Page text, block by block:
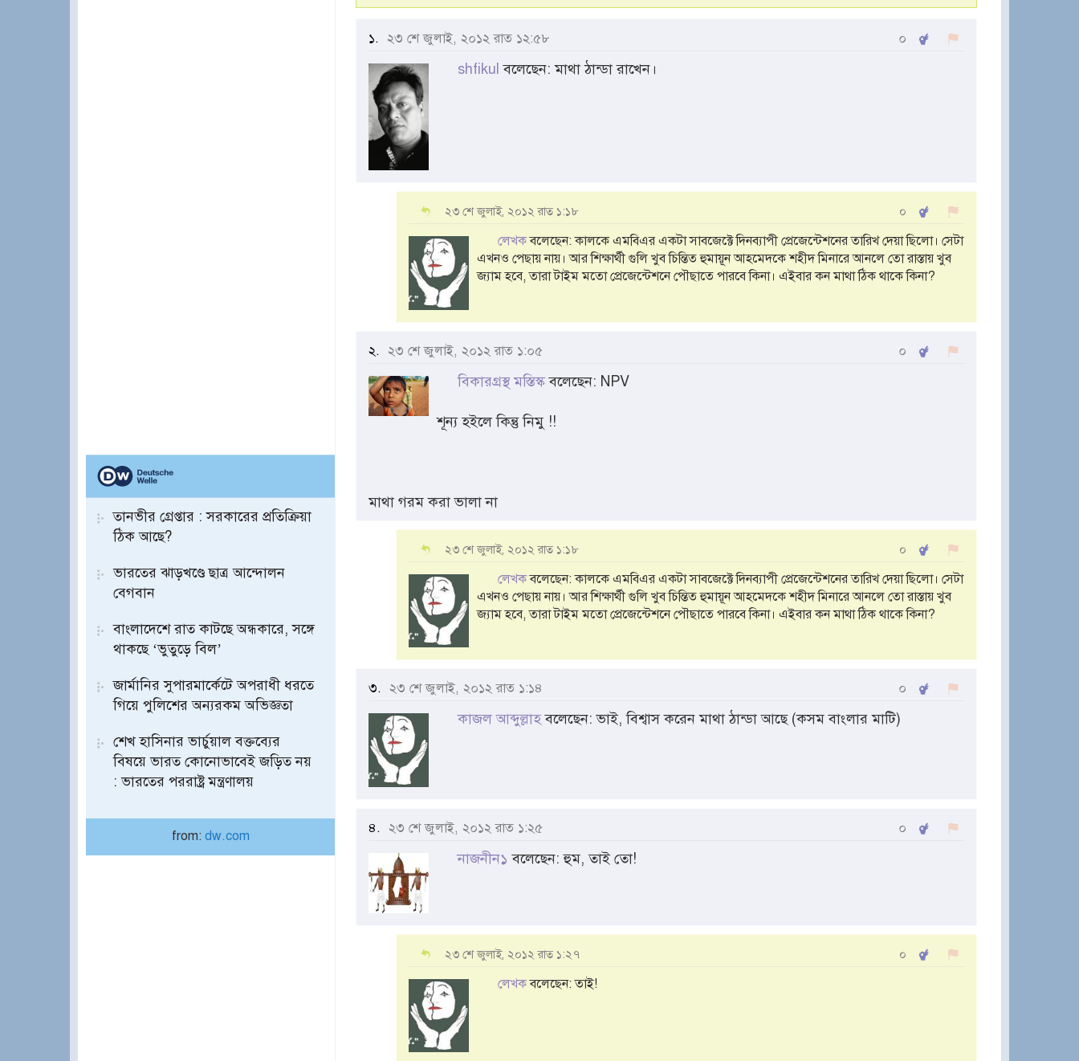
তানভীর গ্রেপ্তার : সরকারের প্রতিক্রিয়া
ঠিক আছে?
ভারতের ঝাড়খণ্ডে ছাত্র আন্দোলন
বেগবান
বাংলাদেশে রাত কাটছে অন্ধকারে, সঙ্গে
থাকছে ‘ভুতুড়ে বিল’
জার্মানির সুপারমার্কেটে অপরাধী ধরতে
গিয়ে পুলিশের অন্যরকম অভিজ্ঞতা
শেখ হাসিনার ভার্চুয়াল বক্তব্যের
বিষয়ে ভারত কোনোভাবেই জড়িত নয়
: ভারতের পররাষ্ট্র মন্ত্রণালয়
from: dw.com
১. ২৩ শে জুলাই, ২০১২ রাত ১২:৫৮ ০
shfikul বলেছেন: মাথা ঠান্ডা রাখেন।
২৩ শে জুলাই, ২০১২ রাত ১:১৮ ০
লেখকবলেছেন: কালকে এমবিএর একটা সাবজেক্টে দিনব্যাপী প্রেজেন্টেশনের তারিখ দেয়া ছিলো। সেটা
এখনও পেছায় নায়। আর শিক্ষার্থী গুলি খুব চিন্তিত হুমায়ূন আহমেদকে শহীদ মিনারে আনলে তো রাস্তায় খুব
জ্যাম হবে, তারা টাইম মতো প্রেজেন্টেশনে পৌছাতে পারবে কিনা। এইবার কন মাথা ঠিক থাকে কিনা?
২. ২৩ শে জুলাই, ২০১২ রাত ১:০৫ ০
বিকারগ্রস্থ মস্তিস্কবলেছেন: NPV
শূন্য হইলে কিন্তু নিমু !!
মাথা গরম করা ভালা না
২৩ শে জুলাই, ২০১২ রাত ১:১৮ ০
লেখকবলেছেন: কালকে এমবিএর একটা সাবজেক্টে দিনব্যাপী প্রেজেন্টেশনের তারিখ দেয়া ছিলো। সেটা
এখনও পেছায় নায়। আর শিক্ষার্থী গুলি খুব চিন্তিত হুমায়ূন আহমেদকে শহীদ মিনারে আনলে তো রাস্তায় খুব
জ্যাম হবে, তারা টাইম মতো প্রেজেন্টেশনে পৌছাতে পারবে কিনা। এইবার কন মাথা ঠিক থাকে কিনা?
৩. ২৩ শে জুলাই, ২০১২ রাত ১:১৪ ০
কাজল আব্দুল্লাহবলেছেন: ভাই, বিশ্বাস করেন মাথা ঠান্ডা আছে (কসম বাংলার মাটি)
৪. ২৩ শে জুলাই, ২০১২ রাত ১:২৫ ০
নাজনীন১ বলেছেন: হুম, তাই তো!
২৩ শে জুলাই, ২০১২ রাত ১:২৭ ০
লেখকবলেছেন: তাই!